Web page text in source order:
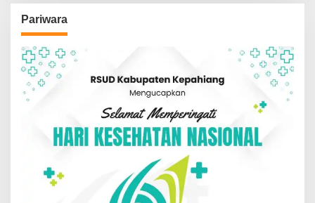
Pariwara